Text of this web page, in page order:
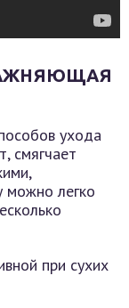
ухода
смягчает
можно легко
при сухих